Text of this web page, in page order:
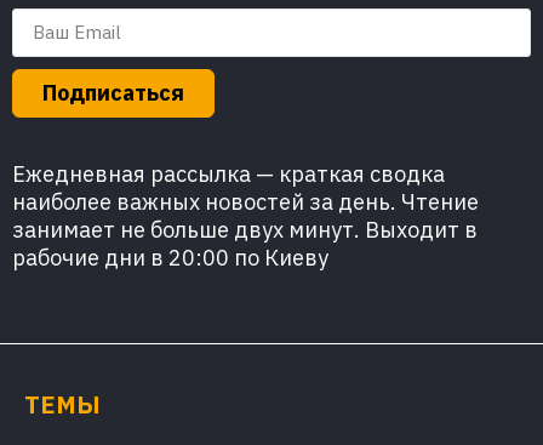
Подписаться
Ежедневная рассылка — краткая сводка
наиболее важных новостей за день. Чтение
занимает не больше двух минут. Выходит в
рабочие дни в 20:00 по Киеву
ТЕМЫ